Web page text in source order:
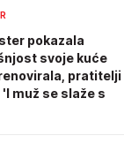
pokazala
svoje kuće
pratitelji
'I muž se slaže s